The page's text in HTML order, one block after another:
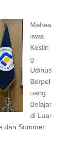
Mahas
iswa
Keslin
g
Udinus
Berpel
uang
Belajar
di Luar
dan Summer